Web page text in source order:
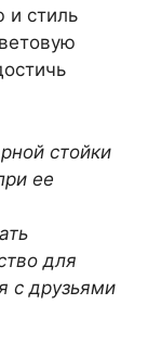
и стиль
стойки
ее
для
с друзьями